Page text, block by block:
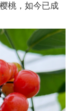
桃，如今已成